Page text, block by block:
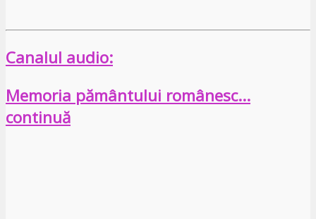
Canalul audio:
Memoria pământului românesc…
continuă